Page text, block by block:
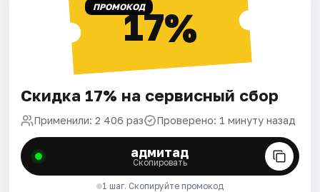
ПРОМОКОД17%
Скидка 17% на сервисный сбор
Применили: 2 406 раз Проверено: 1 минуту назад
адмитад
Скопировать
1 шаг. Скопируйте промокод